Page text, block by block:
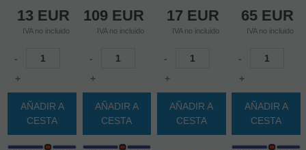
13 EUR
IVA no incluido
-
+
AÑADIR A
CESTA
109 EUR
IVA no incluido
-
+
AÑADIR A
CESTA
17 EUR
IVA no incluido
-
+
AÑADIR A
CESTA
65 EUR
IVA no incluido
-
+
AÑADIR A
CESTA